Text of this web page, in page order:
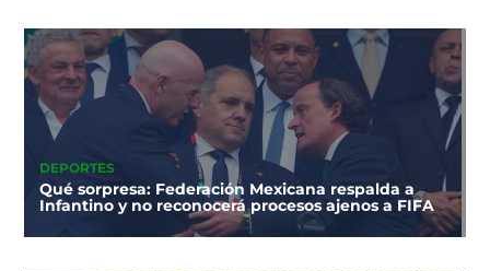
DEPORTES
Qué sorpresa: Federación Mexicana respalda a
Infantino y no reconocerá procesos ajenos a FIFA